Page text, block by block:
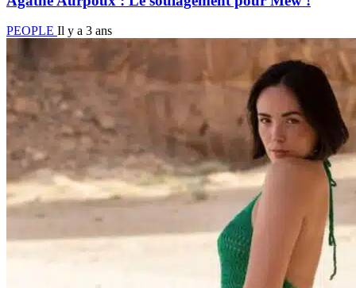
PEOPLE Il y a 3 ans